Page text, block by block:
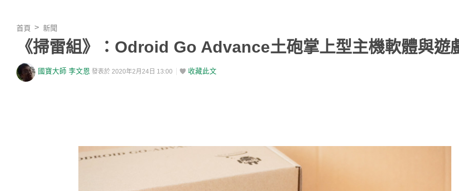
首頁 新聞
《掃雷組》：Odroid Go Advance土砲掌上型主機軟體與遊
國寶大師 李文恩 發表於 2020年2月24日 13:00 收藏此文